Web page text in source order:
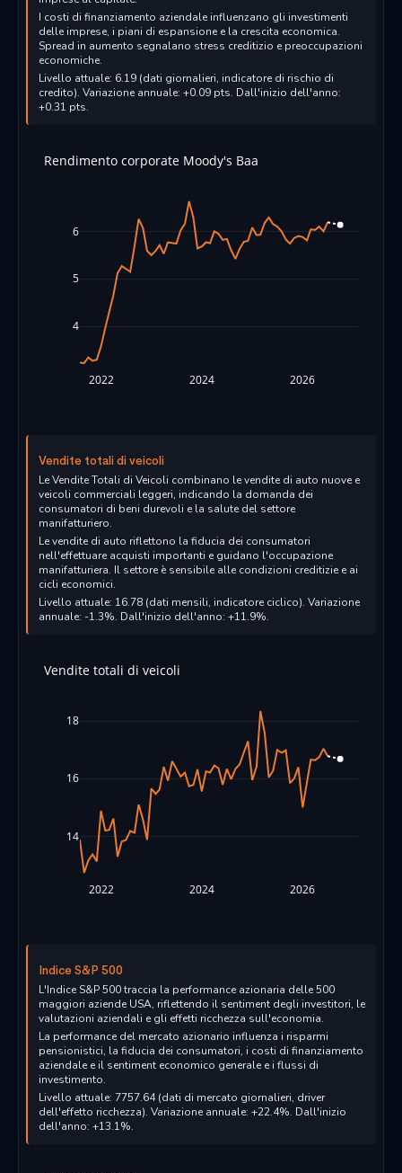
I costi di finanziamento aziendale influenzano gli investimenti
delle imprese, i piani di espansione e la crescita economica.
Spread in aumento segnalano stress creditizio e preoccupazioni
economiche.
Livello attuale: 6.19 (dati giornalieri, indicatore di rischio di
credito). Variazione annuale: +0.09 pts. Dall'inizio dell'anno:
+0.31 pts.
2022 2024 2026
4
5
6
Rendimento corporate Moody's Baa
Vendite totali di veicoli
Le Vendite Totali di Veicoli combinano le vendite di auto nuove e
veicoli commerciali leggeri, indicando la domanda dei
consumatori di beni durevoli e la salute del settore
manifatturiero.
Le vendite di auto riflettono la fiducia dei consumatori
nell'effettuare acquisti importanti e guidano l'occupazione
manifatturiera. Il settore è sensibile alle condizioni creditizie e ai
cicli economici.
Livello attuale: 16.78 (dati mensili, indicatore ciclico). Variazione
annuale: -1.3%. Dall'inizio dell'anno: +11.9%.
2022 2024 2026
14
16
18
Vendite totali di veicoli
Indice S&P 500
L'Indice S&P 500 traccia la performance azionaria delle 500
maggiori aziende USA, riflettendo il sentiment degli investitori, le
valutazioni aziendali e gli effetti ricchezza sull'economia.
La performance del mercato azionario influenza i risparmi
pensionistici, la fiducia dei consumatori, i costi di finanziamento
aziendale e il sentiment economico generale e i flussi di
investimento.
Livello attuale: 7757.64 (dati di mercato giornalieri, driver
dell'effetto ricchezza). Variazione annuale: +22.4%. Dall'inizio
dell'anno: +13.1%.